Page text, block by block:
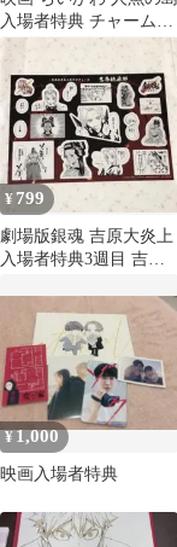
入場者特典 チャームミ
ニフィギュア ちいか
¥ 799
劇場版銀魂 吉原大炎上
入場者特典3週目 吉原
¥1,000
映画入場者特典